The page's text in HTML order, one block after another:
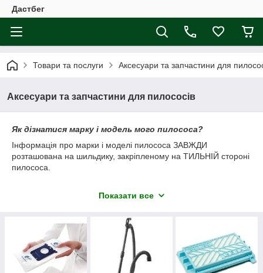
Дастбег
Товари та послуги Аксесуари та запчастини для
Аксесуари та запчастини для пилососів
Як дізнатися марку і модель мого пилососа?
Інформація про марки і моделі пилососа ЗАВЖДИ
розташована на шильдику, закріпленому на ТИЛЬНІЙ стороні
пилососа.
моделі НІКОЛИ не розміщується!
і тому подібні - НЕ Є ПОЗНАЧЕННЯМ МОДЕЛЕЙ!
Цифри виду1600W означають потужність пилососа.
Модель пилососа можна також дізнатися з інструкції до
пилососа.
Показати все